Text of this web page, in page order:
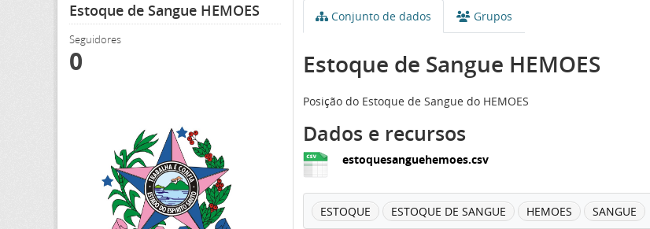
Estoque de Sangue HEMOES
Seguidores
0
Conjunto de dados Grupos
Estoque de Sangue HEMOES
Posição do Estoque de Sangue do HEMOES
Dados e recursos
estoquesanguehemoes.csv
ESTOQUE ESTOQUE DE SANGUE HEMOES SANGUE